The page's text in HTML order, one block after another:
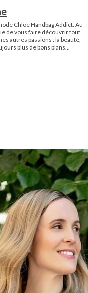
Chloe Handbag Addict. Au
de vous faire découvrir tout
autres passions : la beauté,
plus de bons plans...